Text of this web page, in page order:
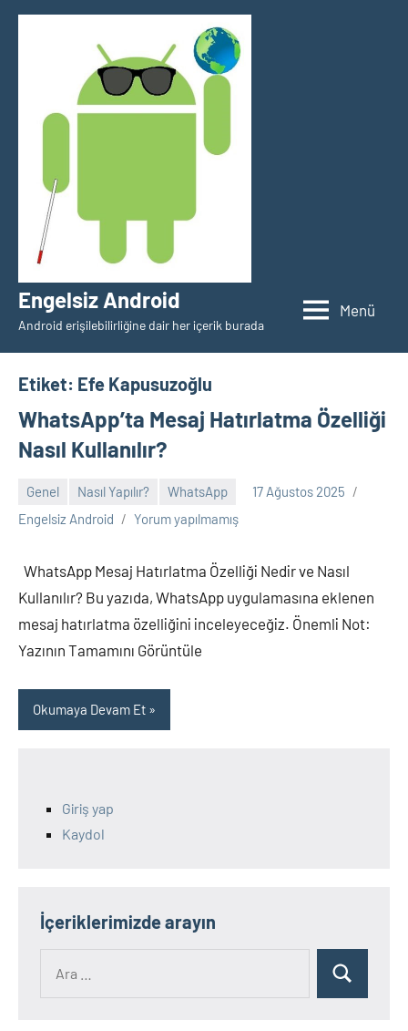
İçeriğe
Engelsiz Android
Android erişilebilirliğine dair her içerik burada
Menü
Etiket: Efe Kapusuzoğlu
WhatsApp’ta Mesaj Hatırlatma Özelliği
Nasıl Kullanılır?
Genel Nasıl Yapılır? WhatsApp
17 Ağustos 2025
Engelsiz Android
Yorum yapılmamış
WhatsApp Mesaj Hatırlatma Özelliği Nedir ve Nasıl
Kullanılır? Bu yazıda, WhatsApp uygulamasına eklenen
mesaj hatırlatma özelliğini inceleyeceğiz. Önemli Not:
Yazının Tamamını Görüntüle
Okumaya Devam Et
Giriş yap
Kaydol
İçeriklerimizde arayın
Ara